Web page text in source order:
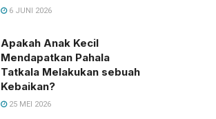
6 JUNI 2026
Apakah Anak Kecil
Mendapatkan Pahala
Tatkala Melakukan sebuah
Kebaikan?
25 MEI 2026